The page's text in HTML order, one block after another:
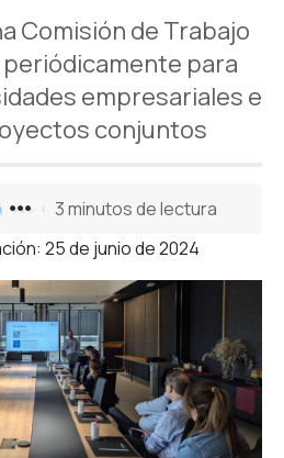
Comisión de Trabajo
para
empresariales e
conjuntos
25 de junio de 2024
3 minutos de lectura